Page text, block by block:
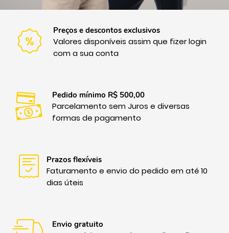
Preços e descontos exclusivos
Valores disponíveis assim que fizer login
com a sua conta
Pedido mínimo R$ 500,00
Parcelamento sem Juros e diversas
formas de pagamento
Prazos flexíveis
Faturamento e envio do pedido em até 10
dias úteis
Envio gratuito